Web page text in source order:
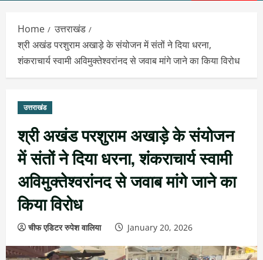
Home
उत्तराखंड
श्री अखंड परशुराम अखाड़े के संयोजन में संतों ने दिया धरना,
शंकराचार्य स्वामी अविमुक्तेश्वरांनद से जवाब मांगे जाने का किया विरोध
उत्तराखंड
श्री अखंड परशुराम अखाड़े के संयोजन
में संतों ने दिया धरना, शंकराचार्य स्वामी
अविमुक्तेश्वरांनद से जवाब मांगे जाने का
किया विरोध
चीफ एडिटर रुपेश वालिया January 20, 2026